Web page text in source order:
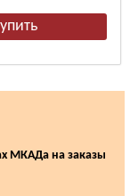
МКАДа на заказы